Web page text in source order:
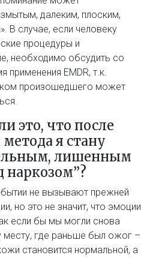
далеким, плоским,
В случае, если человеку
процедуры и
необходимо обсудить со
применения EMDR, т.к.
произошедшего может
это, что после
я стану
лишенным
наркозом”?
не вызывают прежней
но это не значит, что эмоции
если бы мы могли снова
месту, где раньше был ожог –
становится нормальной, а